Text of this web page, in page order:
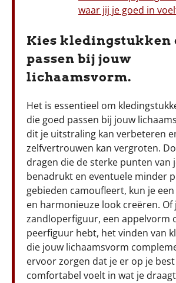
waar jij je goed in
Kies kledingstukken
passen bij jouw
lichaamsvorm.
Het is essentieel om
die goed passen bij jouw
dit je uitstraling kan verbeteren
zelfvertrouwen kan vergroten.
dragen die de sterke punten van
benadrukt en eventuele minder
gebieden camoufleert, kun je
en harmonieuze look creëren. Of
zandloperfiguur, een appelvorm
peerfiguur hebt, het vinden van
die jouw lichaamsvorm
ervoor zorgen dat je er op je
comfortabel voelt in wat je